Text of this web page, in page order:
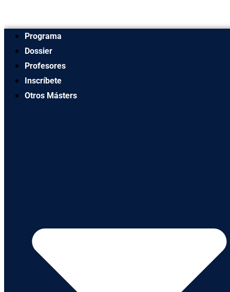
Programa
Dossier
Profesores
Inscríbete
Otros Másters